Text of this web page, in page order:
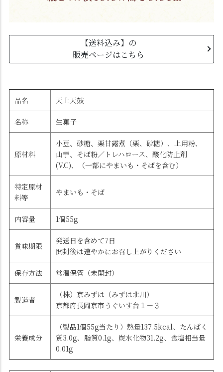
【送料込み】の
販売ページはこちら
品名 天上天鼓
名称 生菓子
原材料
小豆、砂糖、栗甘露煮（栗、砂糖）、上用粉、
山芋、そば粉／トレハロース、酸化防止剤
(V.C)、（一部にやまいも・そばを含む）
特定原材
料等
やまいも・そば
内容量 1個55g
賞味期限
発送日を含めて7日
開封後は速やかにお召し上がりください
保存方法 常温保管（未開封）
製造者
（株）京みずは（みずは北川）
京都府長岡京市うぐいす台１－３
栄養成分
（製品1個55g当たり）熱量137.5kcal、たんぱく
質3.0g、脂質0.1g、炭水化物31.2g、食塩相当量
0.01g